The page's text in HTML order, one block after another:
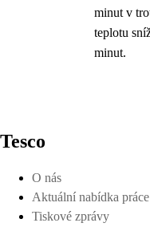
minut v
teplotu
minut.
Tesco
O nás
Aktuální nabídka práce
Tiskové zprávy